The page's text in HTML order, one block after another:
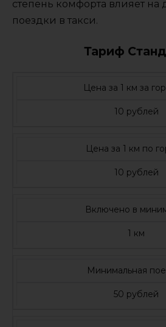
степень комфорта влияет на
поездки в такси.
Тариф
Цена за 1 км за
10 рублей
Цена за 1 км по
10 рублей
Включено в
1 км
Минимальная
50 рублей